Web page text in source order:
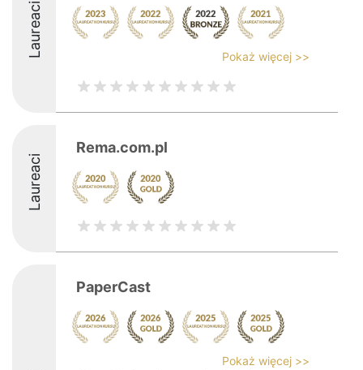
Laureaci Pokaż więcej >>
Laureaci
Rema.com.pl
PaperCast
Pokaż więcej >>